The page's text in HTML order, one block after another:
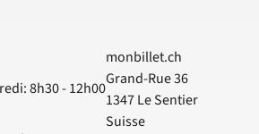
8h30 - 12h00
monbillet.ch
Grand-Rue 36
1347Le Sentier
Suisse